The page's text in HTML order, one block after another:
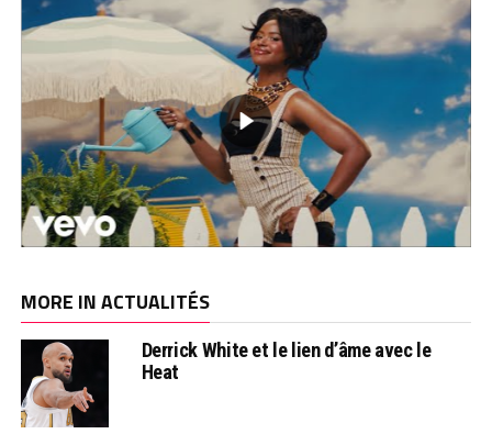
MORE IN ACTUALITÉS
Derrick White et le lien d’âme avec le
Heat